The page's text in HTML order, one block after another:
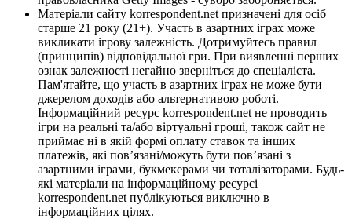
Матеріали сайту korrespondent.net призначені для осіб
старше 21 року (21+). Участь в азартних іграх може
викликати ігрову залежність. Дотримуйтесь правил
(принципів) відповідальної гри. При виявленні перших
ознак залежності негайно зверніться до спеціаліста.
Пам'ятайте, що участь в азартних іграх не може бути
джерелом доходів або альтернативою роботі.
Інформаційний ресурс korrespondent.net не проводить
ігри на реальні та/або віртуальні гроші, також сайт не
приймає ні в якій формі оплату ставок та інших
платежів, які пов’язані/можуть бути пов’язані з
азартними іграми, букмекерами чи тоталізаторами. Будь-
які матеріали на інформаційному ресурсі
korrespondent.net публікуються виключно в
інформаційних цілях.